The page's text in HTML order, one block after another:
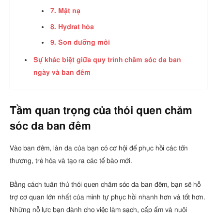
7. Mặt nạ
8. Hydrat hóa
9. Son dưỡng môi
Sự khác biệt giữa quy trình chăm sóc da ban
ngày và ban đêm
Tầm quan trọng của thói quen chăm
sóc da ban đêm
Vào ban đêm, làn da của bạn có cơ hội để phục hồi các tổn
thương, trẻ hóa và tạo ra các tế bào mới.
Bằng cách tuân thủ thói quen chăm sóc da ban đêm, bạn sẽ hỗ
trợ cơ quan lớn nhất của mình tự phục hồi nhanh hơn và tốt hơn.
Những nỗ lực bạn dành cho việc làm sạch, cấp ẩm và nuôi